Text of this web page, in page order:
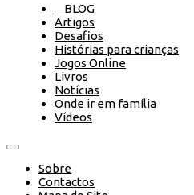
BLOG
Artigos
Desafios
Histórias para crianças
Jogos Online
Livros
Notícias
Onde ir em família
Vídeos
Sobre
Contactos